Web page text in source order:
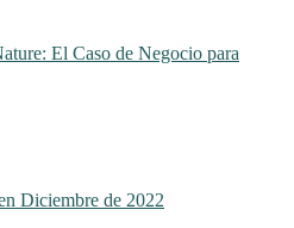
El Caso de Negocio para
Diciembre de 2022